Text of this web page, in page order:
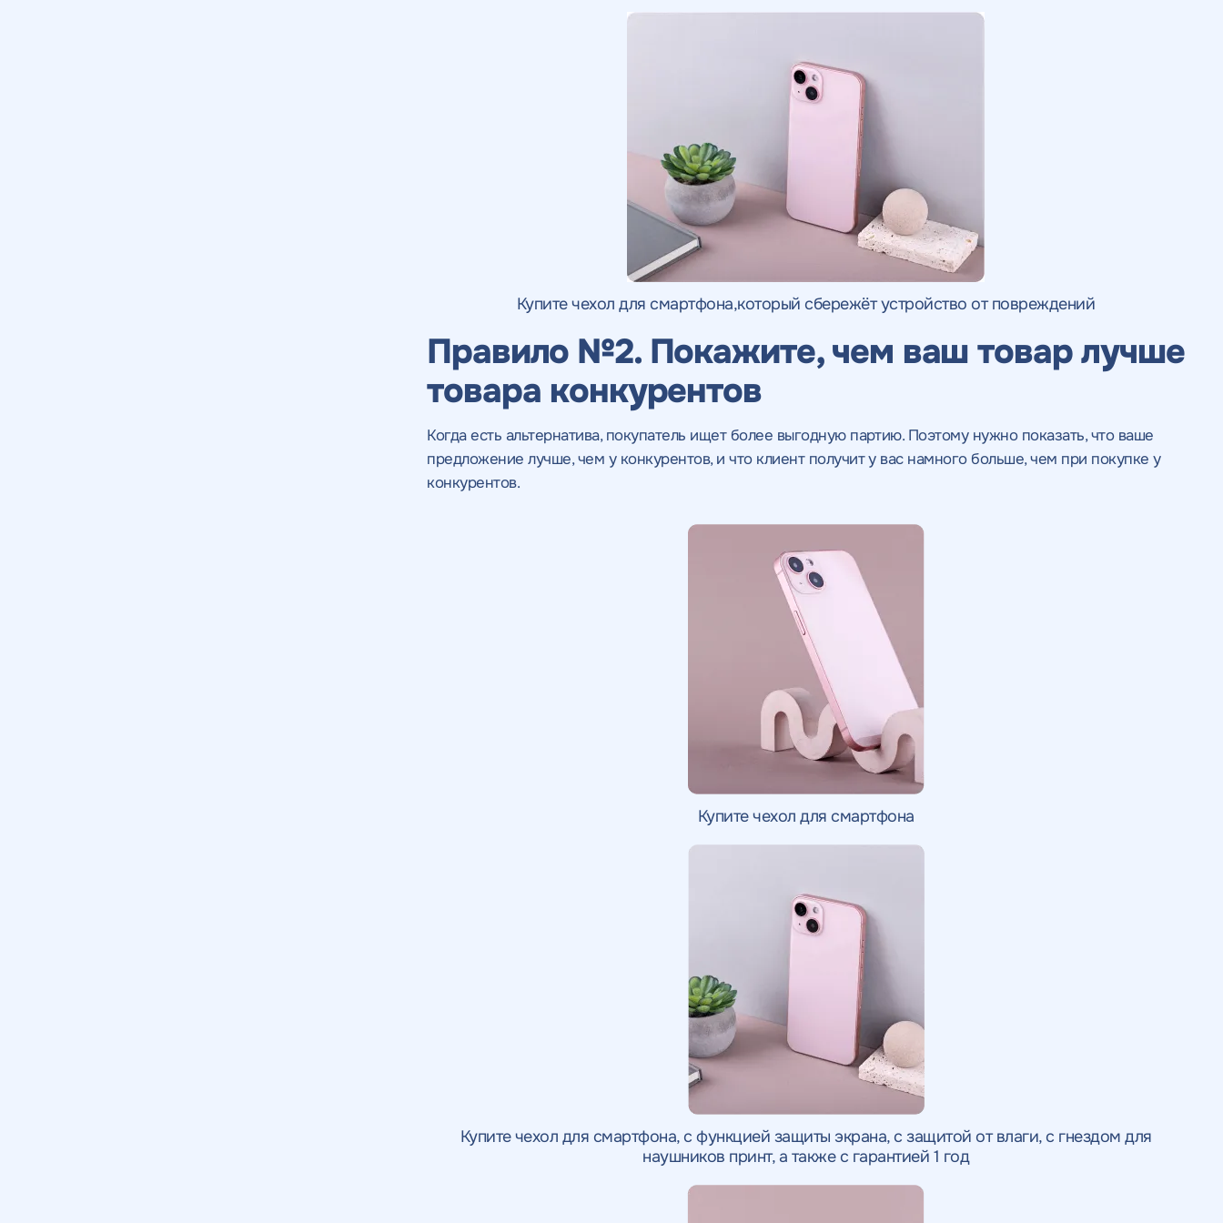
Купите чехол для смартфона,который сбережёт устройство от повреждений
Правило №2. Покажите, чем ваш товар лучше
товара конкурентов
Когда есть альтернатива, покупатель ищет более выгодную партию. Поэтому нужно показать, что ваше
предложение лучше, чем у конкурентов, и что клиент получит у вас намного больше, чем при покупке у
конкурентов.
Купите чехол для смартфона
Купите чехол для смартфона, с функцией защиты экрана, с защитой от влаги, с гнездом для
наушников принт, а также с гарантией 1 год